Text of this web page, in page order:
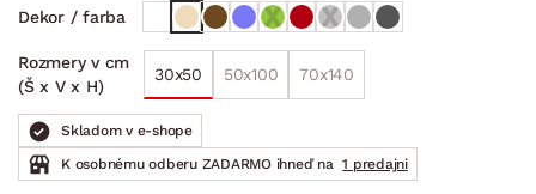
Dekor / farba
Rozmery v cm
(Š x V x H)
30x50 50x100 70x140
Skladom v e-shope
K osobnému odberu ZADARMO ihneď na 1 predajni